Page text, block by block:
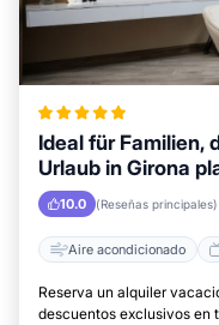
Ideal für Familien,
Urlaub in Girona
10.0 (Reseñas principales)
Aire acondicionado
Reserva un alquiler
descuentos exclusivos en